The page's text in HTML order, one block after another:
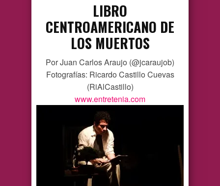
LIBRO
CENTROAMERICANO DE
LOS MUERTOS
Por Juan Carlos Araujo (@jcaraujob)
Fotografías: Ricardo Castillo Cuevas
(RiAlCastillo)
www.entretenia.com